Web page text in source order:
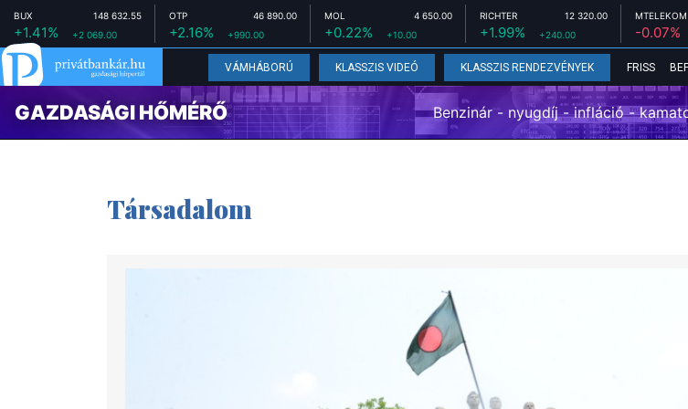
BUX 148 632.55
+1.41% +2 069.00
OTP 46 890.00
+2.16% +990.00
MOL 4 650.00
+0.22% +10.00
RICHTER 12 320.00
+1.99% +240.00
MTELEKOM
-0.07%
VÁMHÁBORÚ KLASSZIS VIDEÓ KLASSZIS RENDEZVÉNYEK FRISS
GAZDASÁGI HŐMÉRŐ Benzinár - nyugdíj - infláció -
Társadalom